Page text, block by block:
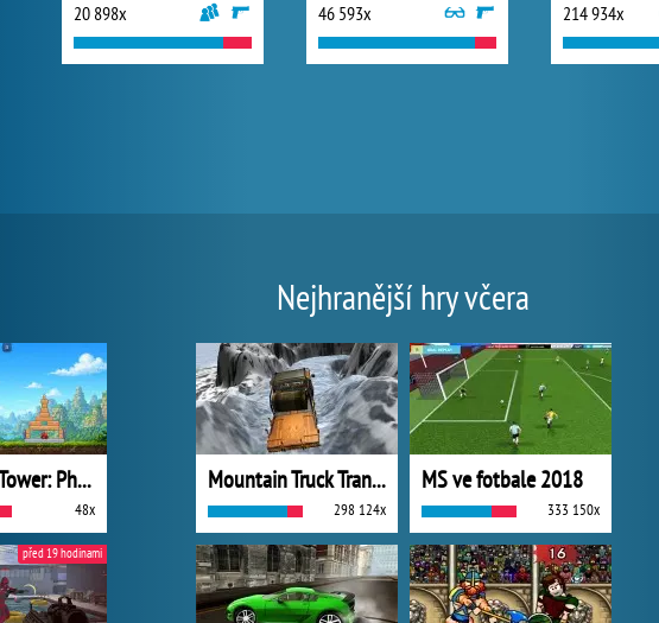
20 898x 46 593x 214 934x
One Shot Tower: Physics Destroyer
48x
před 19 hodinami
Nejhranější hry včera
Mountain Truck Transport
298 124x
MS ve fotbale 2018
333 150x